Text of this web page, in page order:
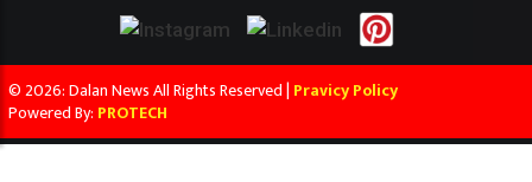
© 2026: Dalan News All Rights Reserved | Pravicy Policy
Powered By: PROTECH